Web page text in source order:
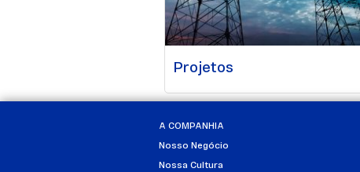
Projetos
A COMPANHIA
Nosso Negócio
Nossa Cultura